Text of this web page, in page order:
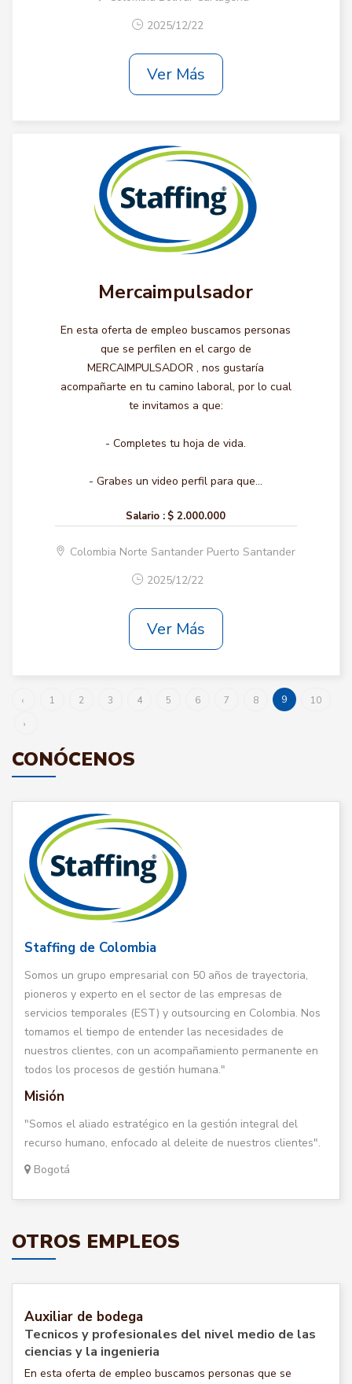
2025/12/22
Ver Más
Mercaimpulsador
En esta oferta de empleo buscamos personas
que se perfilen en el cargo de
MERCAIMPULSADOR , nos gustaría
acompañarte en tu camino laboral, por lo cual
te invitamos a que:
- Completes tu hoja de vida.
- Grabes un video perfil para que...
Salario : $ 2.000.000
Colombia Norte Santander Puerto Santander
2025/12/22
Ver Más
‹ 1 2 3 4 5 6 7 8 9
10
›
CONÓCENOS
Staffing de Colombia
Somos un grupo empresarial con 50 años de trayectoria,
pioneros y experto en el sector de las empresas de
servicios temporales (EST) y outsourcing en Colombia. Nos
tomamos el tiempo de entender las necesidades de
nuestros clientes, con un acompañamiento permanente en
todos los procesos de gestión humana."
Misión
"Somos el aliado estratégico en la gestión integral del
recurso humano, enfocado al deleite de nuestros clientes".
Bogotá
OTROS EMPLEOS
Auxiliar de bodega
Tecnicos y profesionales del nivel medio de las
ciencias y la ingenieria
En esta oferta de empleo buscamos personas que se